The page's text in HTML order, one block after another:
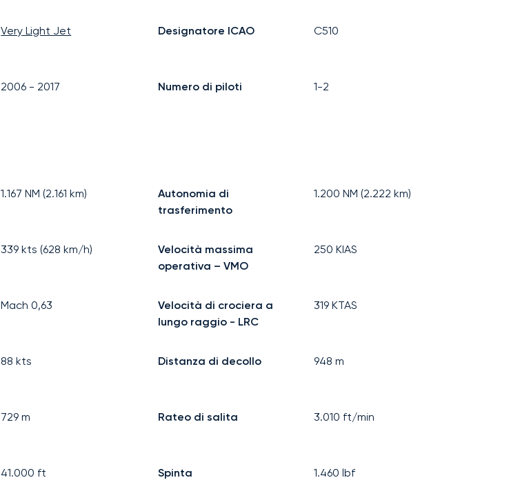
Very Light Jet Designatore ICAO C510
2006 - 2017 Numero di piloti 1-2
1.167 NM (2.161 km)
Autonomia di
trasferimento
1.200 NM (2.222 km)
339 kts (628 km/h)
Velocità massima
operativa – VMO
250 KIAS
Mach0,63
Velocità di crociera a
lungo raggio - LRC
319 KTAS
88 kts Distanza di decollo 948 m
729 m Rateo di salita 3.010 ft/min
41.000 ft Spinta 1.460 lbf